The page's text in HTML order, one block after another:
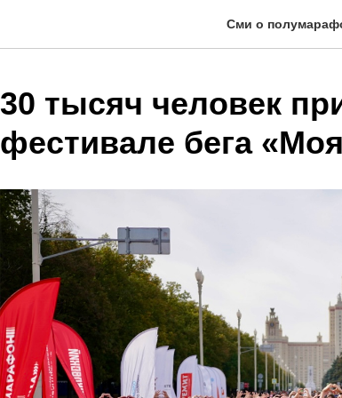
Сми о
30 тысяч человек
фестивале бега